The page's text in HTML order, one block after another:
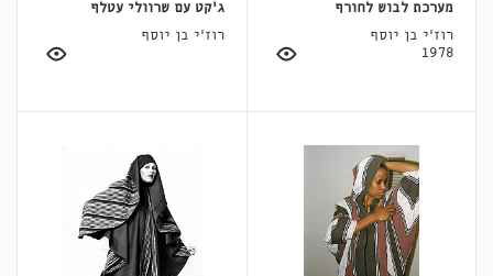
מערכת לבוש לחורף
רוז'י בן יוסף
1978
ג'קט עם שרוולי עטלף
רוז'י בן יוסף